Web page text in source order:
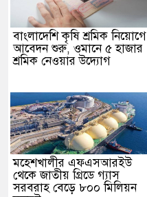
বাংলাদেশি কৃষি শ্রমিক নিয়োগে
আবেদন শুরু, ওমানে ৫ হাজার
শ্রমিক নেওয়ার উদ্যোগ
মহেশখালীর এফএসআরইউ
থেকে জাতীয় গ্রিডে গ্যাস
সরবরাহ বেড়ে ৮০০ মিলিয়ন